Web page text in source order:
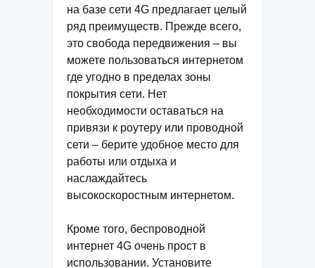
на базе сети 4G предлагает целый
ряд преимуществ. Прежде всего,
это свобода передвижения – вы
можете пользоваться интернетом
где угодно в пределах зоны
покрытия сети. Нет
необходимости оставаться на
привязи к роутеру или проводной
сети – берите удобное место для
работы или отдыха и
наслаждайтесь
высокоскоростным интернетом.
Кроме того, беспроводной
интернет 4G очень прост в
использовании. Установите